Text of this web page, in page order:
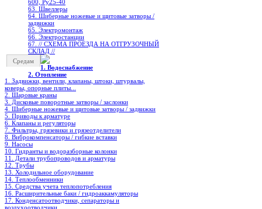
600, Ру25-40
63. Швеллеры
64. Шиберные ножевые и щитовые затворы /
задвижки
65. Электромонтаж
66. Электростанции
67. // СХЕМА ПРОЕЗДА НА ОТГРУЗОЧНЫЙ
СКЛАД //
Средам
1. Водоснабжение
2. Отопление
1. Задвижки, вентили, клапаны, штоки, штурвалы,
коверы, опорные плиты...
2. Шаровые краны
3. Дисковые поворотные затворы / заслонки
4. Шиберные ножевые и щитовые затворы / задвижки
5. Приводы к арматуре
6. Клапаны и регуляторы
7. Фильтры, грязевики и грязеотделители
8. Виброкомпенсаторы / гибкие вставки
9. Насосы
10. Гидранты и водоразборные колонки
11. Детали трубопроводов и арматуры
12. Трубы
13. Холодильное oборудование
14. Теплообменники
15. Средства учета теплопотребления
16. Расширительные баки / гидроаккамуляторы
17. Конденсатоотводчики, сепараторы и
воздухоотводчики